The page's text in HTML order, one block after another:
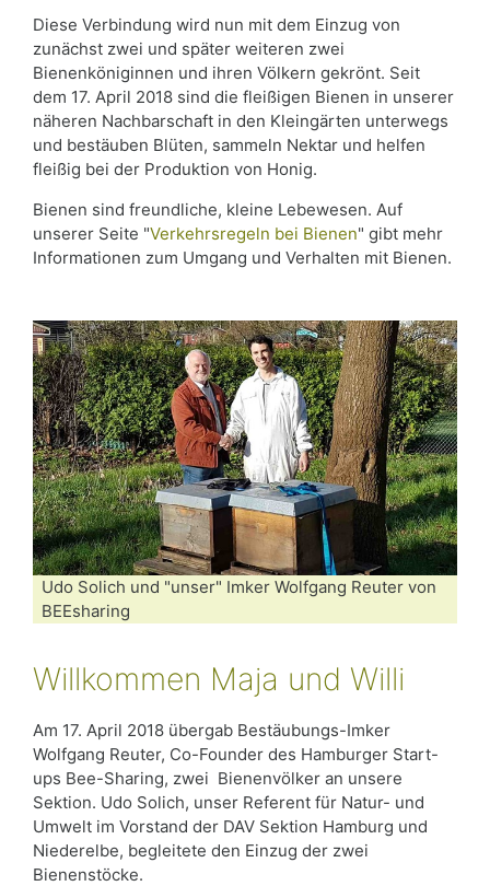
Diese Verbindung wird nun mit dem Einzug von
zunächst zwei und später weiteren zwei
Bienenköniginnen und ihren Völkern gekrönt. Seit
dem 17. April 2018 sind die fleißigen Bienen in unserer
näheren Nachbarschaft in den Kleingärten unterwegs
und bestäuben Blüten, sammeln Nektar und helfen
fleißig bei der Produktion von Honig.
Bienen sind freundliche, kleine Lebewesen. Auf
unserer Seite "Verkehrsregeln bei Bienen" gibt mehr
Informationen zum Umgang und Verhalten mit Bienen.
Udo Solich und "unser" Imker Wolfgang Reuter von
BEEsharing
Willkommen Maja und Willi
Am 17. April 2018 übergab Bestäubungs-Imker
Wolfgang Reuter, Co-Founder des Hamburger Start-
ups Bee-Sharing, zwei Bienenvölker an unsere
Sektion. Udo Solich, unser Referent für Natur- und
Umwelt im Vorstand der DAV Sektion Hamburg und
Niederelbe, begleitete den Einzug der zwei
Bienenstöcke.